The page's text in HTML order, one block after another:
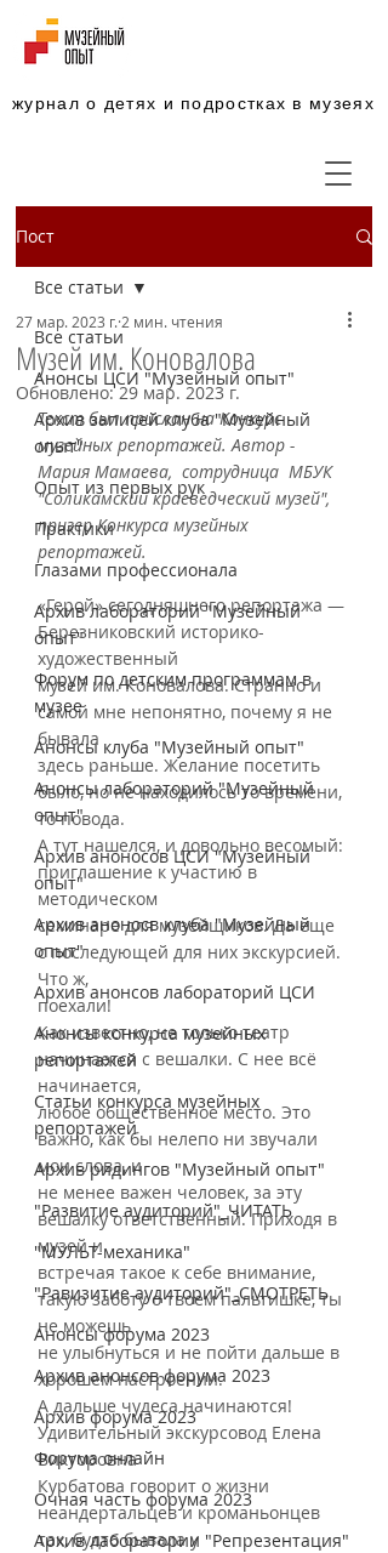
журнал о детях и подростках в музеях
Пост
Все статьи
Анонсы ЦСИ "Музейный опыт"
Архив записей клуба "Музейный
опыт"
Опыт из первых рук
Практики
Глазами профессионала
Архив лабораторий "Музейный
опыт"
Форум по детским программам в
музее
Анонсы клуба "Музейный опыт"
Анонсы лабораторий "Музейный
опыт"
Архив аноносов ЦСИ "Музейный
опыт"
Архив аноносв клуба "Музейный
опыт"
Архив анонсов лабораторий ЦСИ
Анонсы конкурса музейных
репортажей
Статьи конкурса музейных
репортажей
Архив ридингов "Музейный опыт"
"Развитие аудиторий"_ЧИТАТЬ
"МУЛЬТ-механика"
"Равизитие аудиторий"_СМОТРЕТЬ
Анонсы форума 2023
Архив анонсов форума 2023
Архив форума 2023
Форума онлайн
Очная часть форума 2023
Архив лаборатории "Репрезентация"
Все статьи
Музей им. Коновалова
27 мар. 2023 г. 2 мин. чтения
Обновлено:29 мар. 2023 г.
Текст был прислан на Конкурс
музейных репортажей. Автор -
Мария Мамаева,  сотрудница  МБУК
"Соликамский краеведческий музей",
призер Конкурса музейных
репортажей.
«Герой» сегодняшнего репортажа —
Березниковский историко-
художественный
музей им. Коновалова. Странно и
самой мне непонятно, почему я не
бывала
здесь раньше. Желание посетить
было, но не находилось то времени,
то повода.
А тут нашелся, и довольно весомый:
приглашение к участию в
методическом
семинаре для музейщиков. Да еще
с последующей для них экскурсией.
Что ж,
поехали!
Как известно, не только театр
начинается с вешалки. С нее всё
начинается,
любое общественное место. Это
важно, как бы нелепо ни звучали
мои слова, и
не менее важен человек, за эту
вешалку ответственный. Приходя в
музей и
встречая такое к себе внимание,
такую заботу о твоем пальтишке, ты
не можешь
не улыбнуться и не пойти дальше в
хорошем настроении.
А дальше чудеса начинаются!
Удивительный экскурсовод Елена
Викторовна
Курбатова говорит о жизни
неандертальцев и кроманьонцев
так, будто бывала у